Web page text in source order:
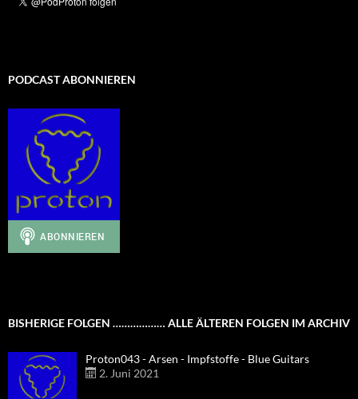
PODCAST ABONNIEREN
BISHERIGE FOLGEN ……………… ALLE ÄLTEREN FOLGEN IM ARCHIV
Proton043 - Arsen - Impfstoffe - Blue Guitars
2. Juni 2021